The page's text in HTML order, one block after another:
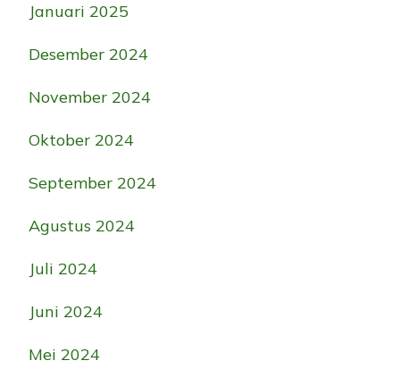
Januari 2025
Desember 2024
November 2024
Oktober 2024
September 2024
Agustus 2024
Juli 2024
Juni 2024
Mei 2024